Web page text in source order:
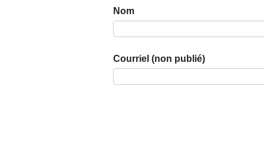
Nom
Courriel (non publié)